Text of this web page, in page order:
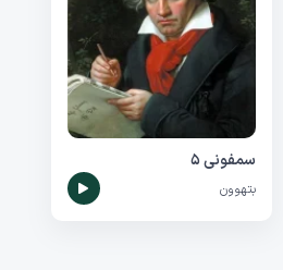
سمفونی ۵
بتهوون